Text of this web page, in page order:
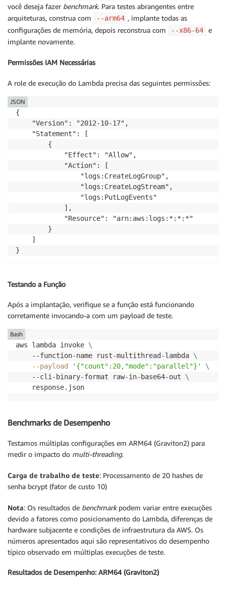
// Main Lambda handler - processes items
pub async fn function_handler(request:
if request.count == 0 { return Err("count must
        .map(|i| format!("password_{:06}", i))
    let workers = get_worker_count();
    let mode = match request.mode.as_str() {
        "sequential" => "sequential",
        "parallel"   => "parallel",
_            => if workers > 1 { "parallel"
    let start = Instant::now();
    let (results, threads_used) = match mode {
        "sequential" => process_sequential(items)?,
        _            => process_parallel(items)?,
    let duration_ms = start.elapsed().as_millis();
        duration_ms,
workers: if mode == "parallel" { workers }
        detected_cpus: num_cpus::get(),
avg_ms_per_item: duration_ms as f64 /
        memory_used_kb: get_memory_usage_kb(),
        threads_used,
    })
você deseja fazer benchmark. Para testes abrangentes entre
arquiteturas, construa com
--arm64 , implante todas as
configurações de memória, depois reconstrua com
--x86-64
e
implante novamente.
Permissões IAM Necessárias
A role de execução do Lambda precisa das seguintes permissões:
{
    "Version": "2012-10-17",
    "Statement": [
        {
            "Effect": "Allow",
            "Action": [
                "logs:CreateLogGroup",
                "logs:CreateLogStream",
                "logs:PutLogEvents"
            ],
            "Resource": "arn:aws:logs:*:*:*"
        }
    ]
}
JSON
Testando a Função
Após a implantação, verifique se a função está funcionando
corretamente invocando-a com um payload de teste.
aws lambda invoke \
    --function-name rust-multithread-lambda
\
--payload
'{"count":20,"mode":"parallel"}'
\
    --cli-binary-format raw-in-base64-out
\
    response.json
Bash
Benchmarks de Desempenho
Testamos múltiplas configurações em ARM64 (Graviton2) para
medir o impacto do multi-threading.
Carga de trabalho de teste: Processamento de 20 hashes de
senha bcrypt (fator de custo 10)
Nota: Os resultados de benchmarkpodem variar entre execuções
devido a fatores como posicionamento do Lambda, diferenças de
hardware subjacente e condições de infraestrutura da AWS. Os
números apresentados aqui são representativos do desempenho
típico observado em múltiplas execuções de teste.
Resultados de Desempenho: ARM64 (Graviton2)